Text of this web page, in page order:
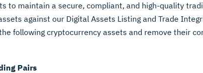
to maintain a secure, compliant, and high-quality
against our Digital Assets Listing and Trade
following cryptocurrency assets and remove their
Pairs